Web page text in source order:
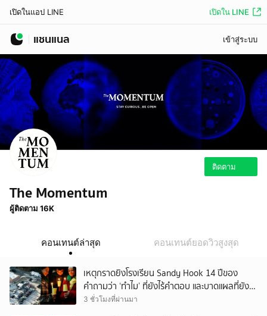
เปิดในแอป LINE เปิดใน LINE
แชนแนล เข้าสู่ระบบ
ติดตาม
The Momentum
ผู้ติดตาม 16K
คอนเทนต์ล่าสุด คอนเทนต์ยอดวิวสูงสุด
เหตุกราดยิงโรงเรียน Sandy Hook 14 ปีของ
คำถามว่า ‘ทำไม’ ที่ยังไร้คำตอบ และบาดแผลที่ยัง
ทวงความรับผิดชอบไม่จบ
3 ชั่วโมงที่ผ่านมา